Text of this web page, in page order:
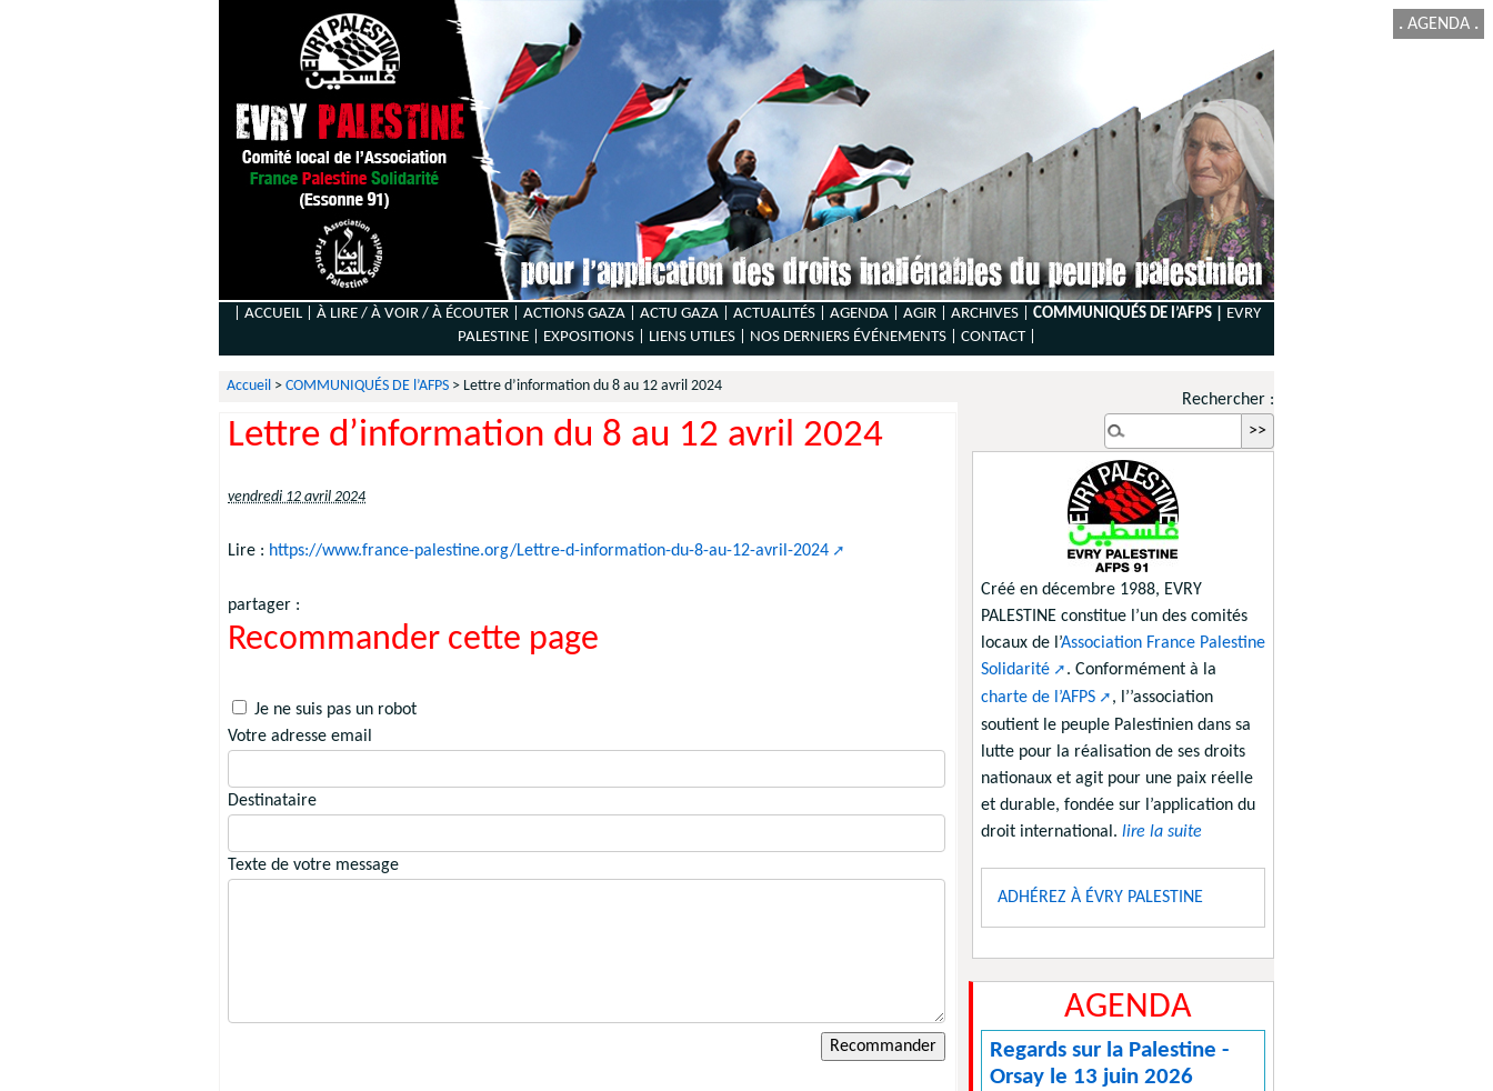
. AGENDA .
| ACCUEIL | À LIRE / À VOIR / À ÉCOUTER | ACTIONS GAZA | ACTU GAZA | ACTUALITÉS | AGENDA | AGIR | ARCHIVES | COMMUNIQUÉS DE l’AFPS |
EVRY
PALESTINE |
EXPOSITIONS | LIENS UTILES | NOS DERNIERS ÉVÉNEMENTS | CONTACT|
Accueil > COMMUNIQUÉS DE l’AFPS > Lettre d’information du 8 au 12 avril 2024
Lettre d’information du 8 au 12 avril 2024
vendredi 12 avril 2024
Lire : https://www.france-palestine.org/Lettre-d-information-du-8-au-12-avril-2024
partager :
Recommander cette page
Je ne suis pas un robot
Votre adresse email
Destinataire
Texte de votre message
Rechercher :
Créé en décembre 1988, EVRY
PALESTINE constitue l’un des comités
locaux de l’Association France Palestine
Solidarité
. Conformément à la
charte de l’AFPS
, l’’association
soutient le peuple Palestinien dans sa
lutte pour la réalisation de ses droits
nationaux et agit pour une paix réelle
et durable, fondée sur l’application du
droit international. lire la suite
ADHÉREZ À ÉVRY PALESTINE
AGENDA
Regards sur la Palestine -
Orsay le 13 juin 2026